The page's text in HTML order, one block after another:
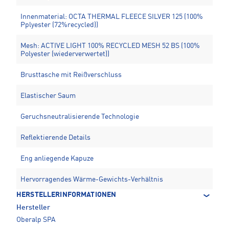
Innenmaterial: OCTA THERMAL FLEECE SILVER 125 (100%
Pplyester (72%recycled))
Mesh: ACTIVE LIGHT 100% RECYCLED MESH 52 BS (100%
Polyester (wiederverwertet))
Brusttasche mit Reißverschluss
Elastischer Saum
Geruchsneutralisierende Technologie
Reflektierende Details
Eng anliegende Kapuze
Hervorragendes Wärme-Gewichts-Verhältnis
HERSTELLERINFORMATIONEN
Hersteller
Oberalp SPA